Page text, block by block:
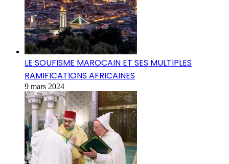
LE SOUFISME MAROCAIN ET SES MULTIPLES
RAMIFICATIONS AFRICAINES
9 mars 2024